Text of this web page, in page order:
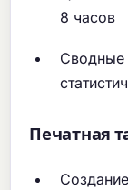
8 часов
Сводные
Печатная